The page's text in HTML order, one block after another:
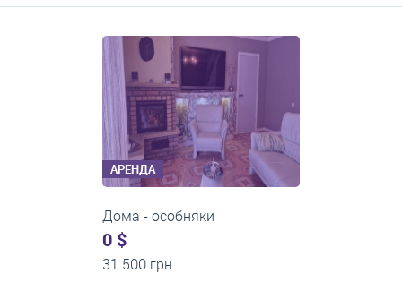
АРЕНДА
1-комнатные квартиры
0 $
21 500 грн.